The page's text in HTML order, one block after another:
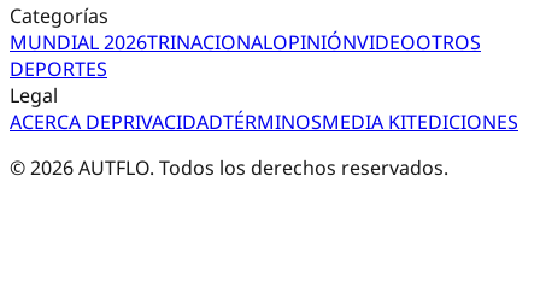
Categorías
MUNDIAL 2026TRINACIONALOPINIÓNVIDEOOTROS
DEPORTES
Legal
ACERCA DEPRIVACIDADTÉRMINOSMEDIA KITEDICIONES
©2026AUTFLO. Todos los derechos reservados.